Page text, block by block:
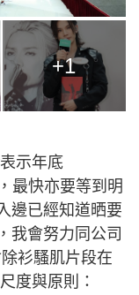
+1
示年底
最快亦要等到明
邊已經知道晒要
我會努力同公司
衫騷肌片段在
度與原則：